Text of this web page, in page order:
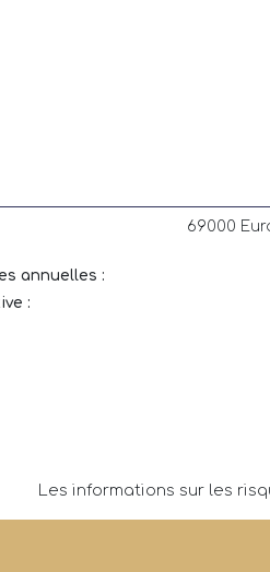
69000
annuelles :
:
Les informations sur les